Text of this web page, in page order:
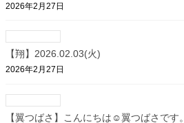
2026年2月27日
【翔】2026.02.03(火)
2026年2月27日
【翼つばさ】こんにちは☺翼つばさです。